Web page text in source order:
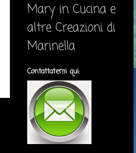
Mary in Cucina e
altre Creazioni di
Marinella
Contattatemi qui: